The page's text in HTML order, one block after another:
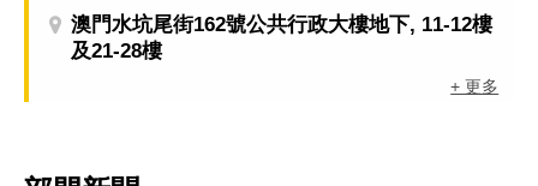
澳門水坑尾街162號公共行政大樓地下, 11-12樓
及21-28樓
+ 更多